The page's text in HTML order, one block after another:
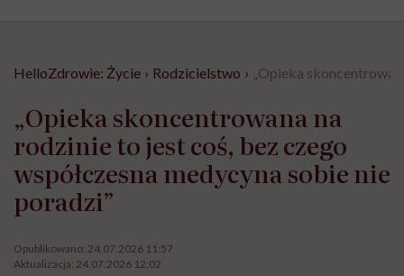
HelloZdrowie: Życie › Rodzicielstwo › „Opieka
„Opieka skoncentrowana na
rodzinie to jest coś, bez czego
współczesna medycyna sobie nie
poradzi”
Opublikowano: 24.07.2026 11:57
Aktualizacja: 24.07.2026 12:02